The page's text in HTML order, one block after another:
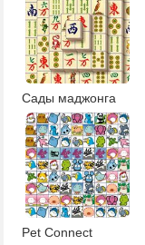
Сады маджонга
Pet Connect